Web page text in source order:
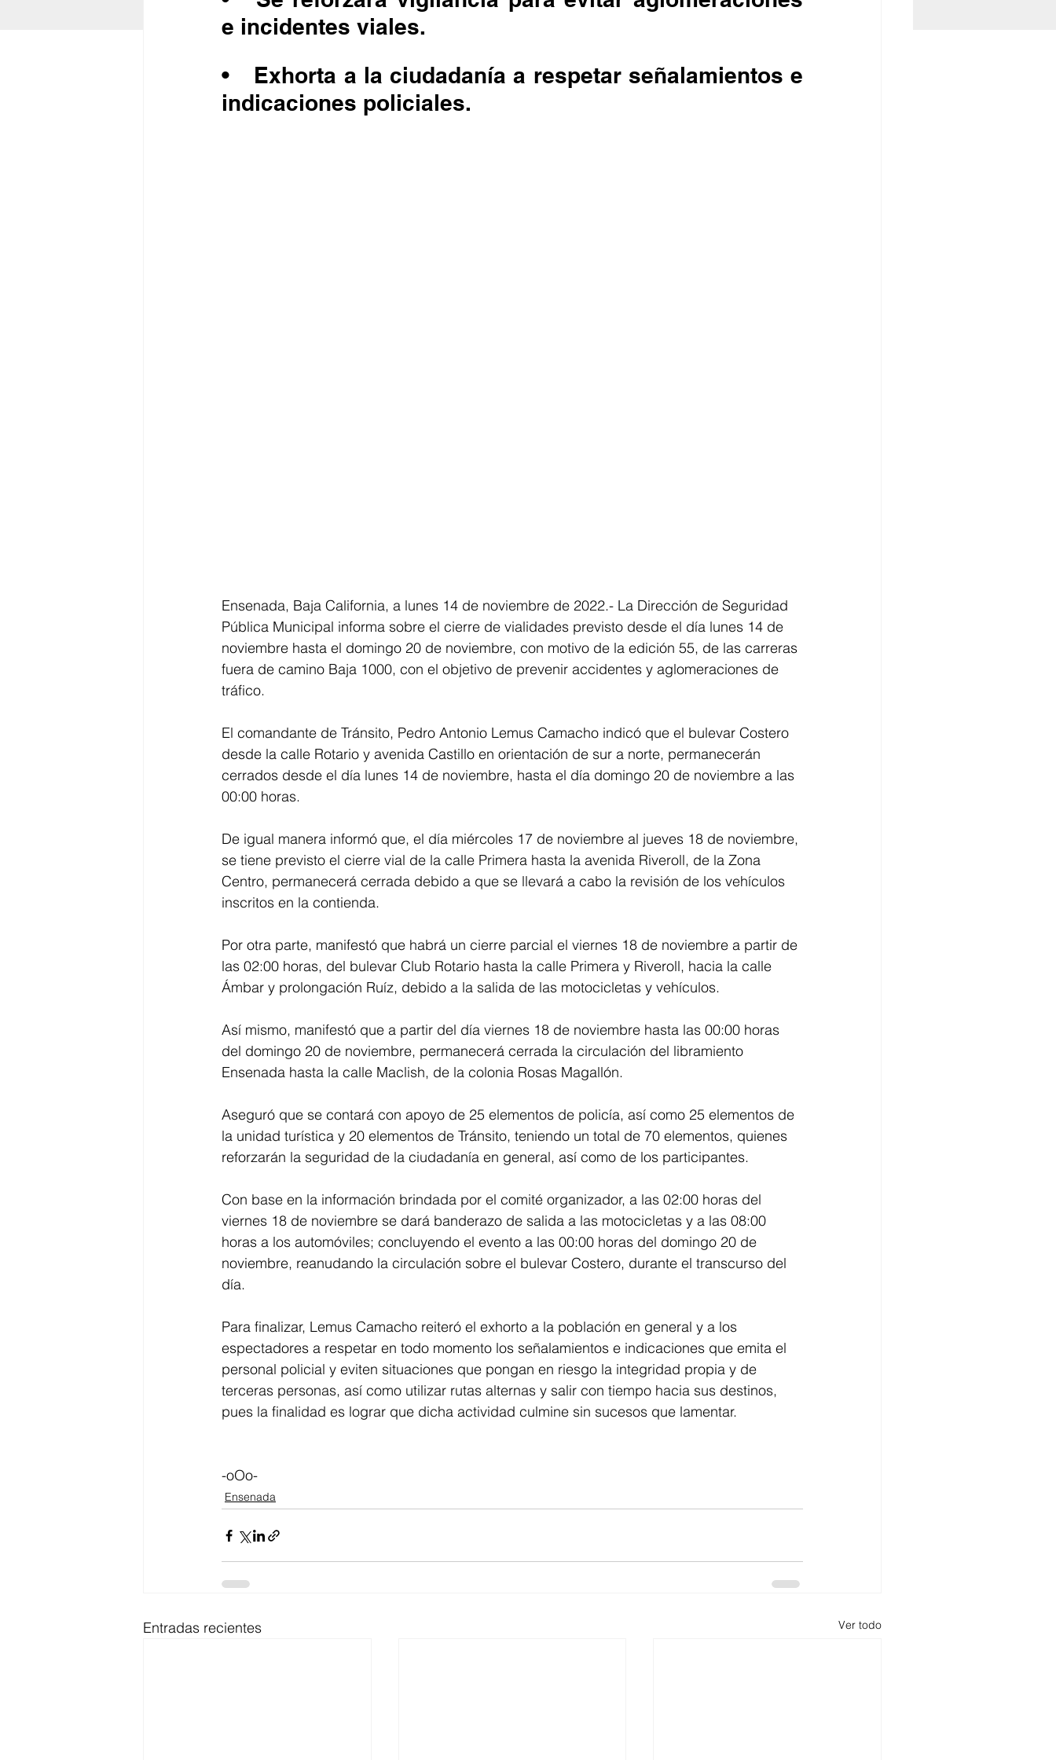
e incidentes viales.
•	Exhorta a la ciudadanía a respetar señalamientos e
indicaciones policiales.
Ensenada, Baja California, a lunes 14 de noviembre de 2022.- La Dirección de Seguridad
Pública Municipal informa sobre el cierre de vialidades previsto desde el día lunes 14 de
noviembre hasta el domingo 20 de noviembre, con motivo de la edición 55, de las carreras
fuera de camino Baja 1000, con el objetivo de prevenir accidentes y aglomeraciones de
tráfico.
El comandante de Tránsito, Pedro Antonio Lemus Camacho indicó que el bulevar Costero
desde la calle Rotario y avenida Castillo en orientación de sur a norte, permanecerán
cerrados desde el día lunes 14 de noviembre, hasta el día domingo 20 de noviembre a las
00:00 horas.
De igual manera informó que, el día miércoles 17 de noviembre al jueves 18 de noviembre,
se tiene previsto el cierre vial de la calle Primera hasta la avenida Riveroll, de la Zona
Centro, permanecerá cerrada debido a que se llevará a cabo la revisión de los vehículos
inscritos en la contienda.
Por otra parte, manifestó que habrá un cierre parcial el viernes 18 de noviembre a partir de
las 02:00 horas, del bulevar Club Rotario hasta la calle Primera y Riveroll, hacia la calle
Ámbar y prolongación Ruíz, debido a la salida de las motocicletas y vehículos.
Así mismo, manifestó que a partir del día viernes 18 de noviembre hasta las 00:00 horas
del domingo 20 de noviembre, permanecerá cerrada la circulación del libramiento
Ensenada hasta la calle Maclish, de la colonia Rosas Magallón.
Aseguró que se contará con apoyo de 25 elementos de policía, así como 25 elementos de
la unidad turística y 20 elementos de Tránsito, teniendo un total de 70 elementos, quienes
reforzarán la seguridad de la ciudadanía en general, así como de los participantes.
Con base en la información brindada por el comité organizador, a las 02:00 horas del
viernes 18 de noviembre se dará banderazo de salida a las motocicletas y a las 08:00
horas a los automóviles; concluyendo el evento a las 00:00 horas del domingo 20 de
noviembre, reanudando la circulación sobre el bulevar Costero, durante el transcurso del
día.
Para finalizar, Lemus Camacho reiteró el exhorto a la población en general y a los
espectadores a respetar en todo momento los señalamientos e indicaciones que emita el
personal policial y eviten situaciones que pongan en riesgo la integridad propia y de
terceras personas, así como utilizar rutas alternas y salir con tiempo hacia sus destinos,
pues la finalidad es lograr que dicha actividad culmine sin sucesos que lamentar.
-oOo-
Ensenada
Entradas recientes Ver todo